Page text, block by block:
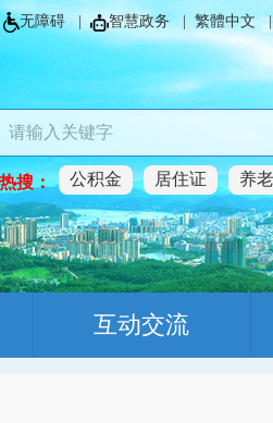
无障碍 | 智慧政务| 繁體中文
热搜： 公积金 居住证 养
互动交流